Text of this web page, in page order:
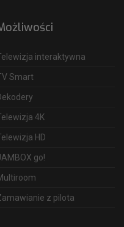
interaktywna
Smart
4K
HD
go!
z pilota